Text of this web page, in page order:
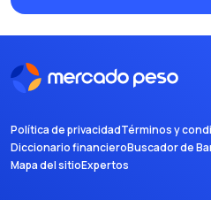
Política de privacidadTérminos y
Diccionario financieroBuscador de
Mapa del sitioExpertos